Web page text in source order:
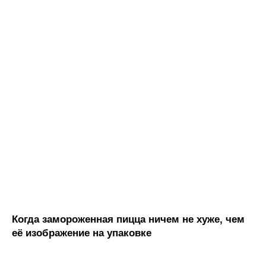
Когда замороженная пицца ничем не хуже, чем
её изображение на упаковке